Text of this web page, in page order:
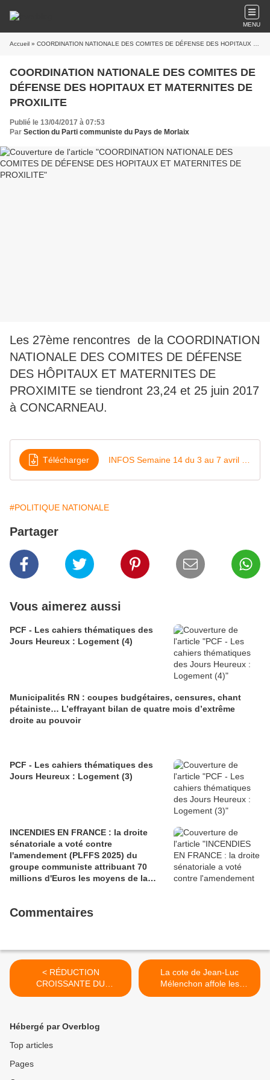
MENU
Accueil » COORDINATION NATIONALE DES COMITES DE DÉFENSE DES HOPITAUX ET MATERNITES DE PROXILITE
COORDINATION NATIONALE DES COMITES DE
DÉFENSE DES HOPITAUX ET MATERNITES DE
PROXILITE
Publié le 13/04/2017 à 07:53
Par Section du Parti communiste du Pays de Morlaix
Les 27ème rencontres de la COORDINATION
NATIONALE DES COMITES DE DÉFENSE
DES HÔPITAUX ET MATERNITES DE
PROXIMITE se tiendront 23,24 et 25 juin 2017
à CONCARNEAU.
Télécharger
#POLITIQUE NATIONALE
Partager
Vous aimerez aussi
PCF - Les cahiers thématiques des
Jours Heureux : Logement (4)
Municipalités RN : coupes budgétaires, censures, chant
pétainiste… L’effrayant bilan de quatre mois d’extrême
droite au pouvoir
PCF - Les cahiers thématiques des
Jours Heureux : Logement (3)
INCENDIES EN FRANCE : la droite
sénatoriale a voté contre
l'amendement (PLFFS 2025) du
groupe communiste attribuant 70
millions d'Euros les moyens de la
Commentaires
< RÉDUCTION
CROISSANTE DU
NOMBRE DE
développer l'emploi dans
les services publics?
La cote de Jean-Luc
Mélenchon affole les
puissants (L'Humanité,
Hébergé par Overblog
Top articles
Pages